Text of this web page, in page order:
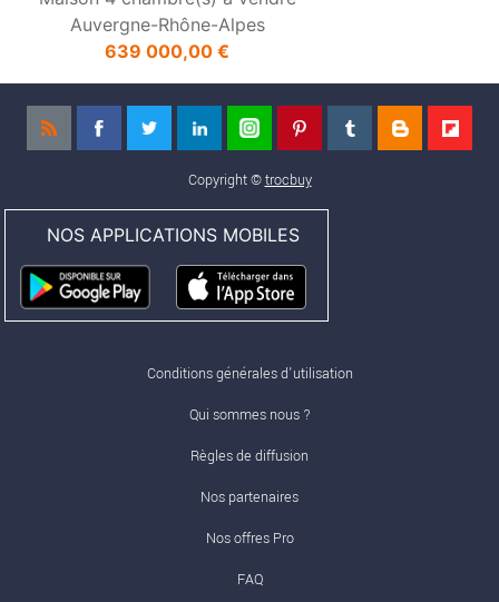
Charmante Maison En Pierres Avec
Gîte En ...
159 575,00 €
Copyright ©trocbuy
NOS APPLICATIONS MOBILES
Conditions générales d'utilisation
Qui sommes nous ?
Règles de diffusion
Nos partenaires
Nos offres Pro
FAQ